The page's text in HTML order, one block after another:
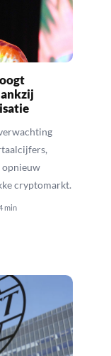
cryptomarkt.
min